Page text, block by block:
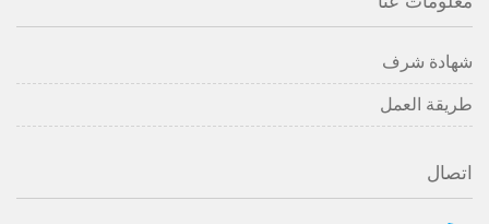
شهادة شرف
طريقة العمل
اتصال